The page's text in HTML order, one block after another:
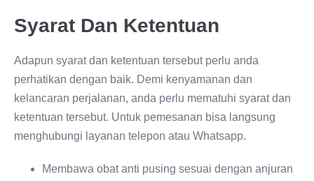
Syarat Dan Ketentuan
Adapun syarat dan ketentuan tersebut perlu anda
perhatikan dengan baik. Demi kenyamanan dan
kelancaran perjalanan, anda perlu mematuhi syarat dan
ketentuan tersebut. Untuk pemesanan bisa langsung
menghubungi layanan telepon atau Whatsapp.
Membawa obat anti pusing sesuai dengan anjuran